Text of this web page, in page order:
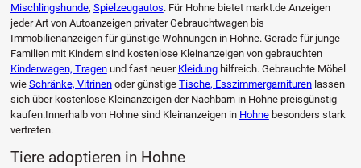
Mischlingshunde, Spielzeugautos. Für Hohne bietet markt.de Anzeigen
jeder Art von Autoanzeigen privater Gebrauchtwagen bis
Immobilienanzeigen für günstige Wohnungen in Hohne. Gerade für junge
Familien mit Kindern sind kostenlose Kleinanzeigen von gebrauchten
Kinderwagen, Tragenund fast neuer Kleidunghilfreich. Gebrauchte Möbel
wie Schränke, Vitrinenoder günstige Tische, Esszimmergarniturenlassen
sich über kostenlose Kleinanzeigen der Nachbarn in Hohne preisgünstig
kaufen.Innerhalb von Hohne sind Kleinanzeigen in Hohnebesonders stark
vertreten.
Tiere adoptieren in Hohne